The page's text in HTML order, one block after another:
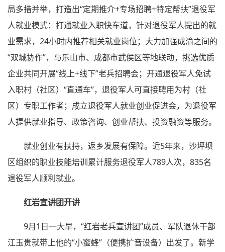
局多措并举，打造出“定期推介+专场招聘+特定帮扶”退役军
人就业模式：打通就业入职快车道，针对退役军人提出的就
业需求，24小时内推荐相关就业岗位；大力加强成渝之间的
“双城协作”，与乐山市、成都市武侯区等地联动，挑选优质
企业共同开展“线上+线下”老兵招聘会；开通退役军人免试
入职村（社区）“直通车”，退役军人可直接聘用为村（社
区）专职工作者；成立退役军人就业创业促进会，为退役军
人提供就业指导、政策咨询、创业帮扶、投资融资等服务。
就业创业有扶持，返乡发展有保障。近5年来，沙坪坝
区组织的职业技能培训累计服务退役军人789人次，835名
退役军人顺利就业。
红岩宣讲团开讲
9月1日一大早，“红岩老兵宣讲团”成员、军队退休干部
江玉贵就带上他的“小蜜蜂”（便携扩音设备）出发了。新学